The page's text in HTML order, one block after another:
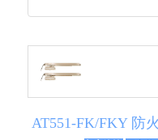
AT551-FK/FKY 防